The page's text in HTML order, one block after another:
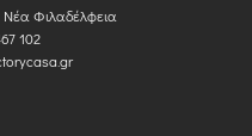
Νέα Φιλαδέλφεια
102